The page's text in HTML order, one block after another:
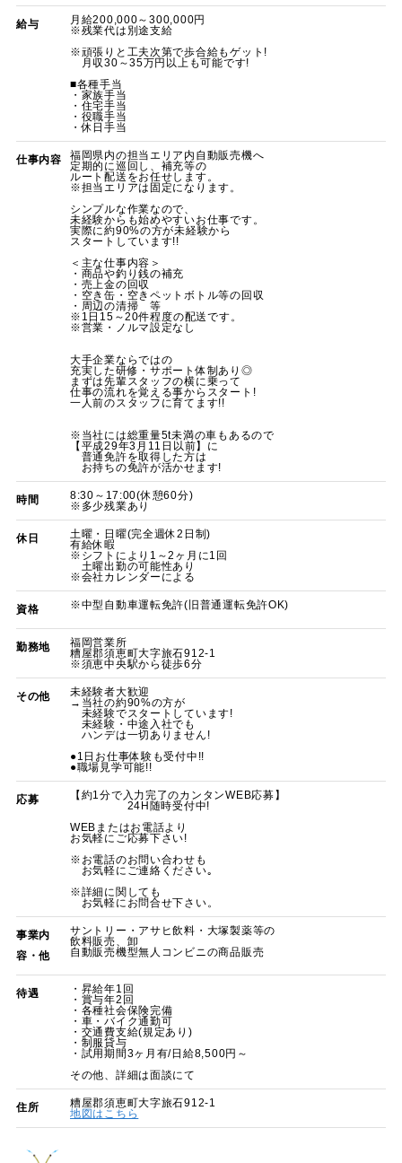
給与
月給200,000～300,000円
※残業代は別途支給
※頑張りと工夫次第で歩合給もゲット!
月収30～35万円以上も可能です!
■各種手当
・家族手当
・住宅手当
・役職手当
・休日手当
仕事内容
福岡県内の担当エリア内自動販売機へ
定期的に巡回し、補充等の
ルート配送をお任せします。
※担当エリアは固定になります。
シンプルな作業なので、
未経験からも始めやすいお仕事です。
実際に約90%の方が未経験から
スタートしています!!
＜主な仕事内容＞
・商品や釣り銭の補充
・売上金の回収
・空き缶・空きペットボトル等の回収
・周辺の清掃 等
※1日15～20件程度の配送です。
※営業・ノルマ設定なし
大手企業ならではの
充実した研修・サポート体制あり◎
まずは先輩スタッフの横に乗って
仕事の流れを覚える事からスタート!
一人前のスタッフに育てます!!
※当社には総重量5t未満の車もあるので
【平成29年3月11日以前】に
普通免許を取得した方は
お持ちの免許が活かせます!
時間
8:30～17:00(休憩60分)
※多少残業あり
休日
土曜・日曜(完全週休2日制)
有給休暇
※シフトにより1～2ヶ月に1回
土曜出勤の可能性あり
※会社カレンダーによる
資格 ※中型自動車運転免許(旧普通運転免許OK)
勤務地
福岡営業所
糟屋郡須恵町大字旅石912-1
※須恵中央駅から徒歩6分
その他
未経験者大歓迎
→当社の約90%の方が
未経験でスタートしています!
未経験・中途入社でも
ハンデは一切ありません!
●1日お仕事体験も受付中!!
●職場見学可能!!
応募
【約1分で入力完了のカンタンWEB応募】
24H随時受付中!
WEBまたはお電話より
お気軽にご応募下さい!
※お電話のお問い合わせも
お気軽にご連絡ください｡
※詳細に関しても
お気軽にお問合せ下さい。
事業内
容・他
サントリー・アサヒ飲料・大塚製薬等の
飲料販売、卸
自動販売機型無人コンビニの商品販売
待遇
・昇給年1回
・賞与年2回
・各種社会保険完備
・車・バイク通勤可
・交通費支給(規定あり)
・制服貸与
・試用期間3ヶ月有/日給8,500円～
その他、詳細は面談にて
住所
糟屋郡須恵町大字旅石912-1
地図はこちら